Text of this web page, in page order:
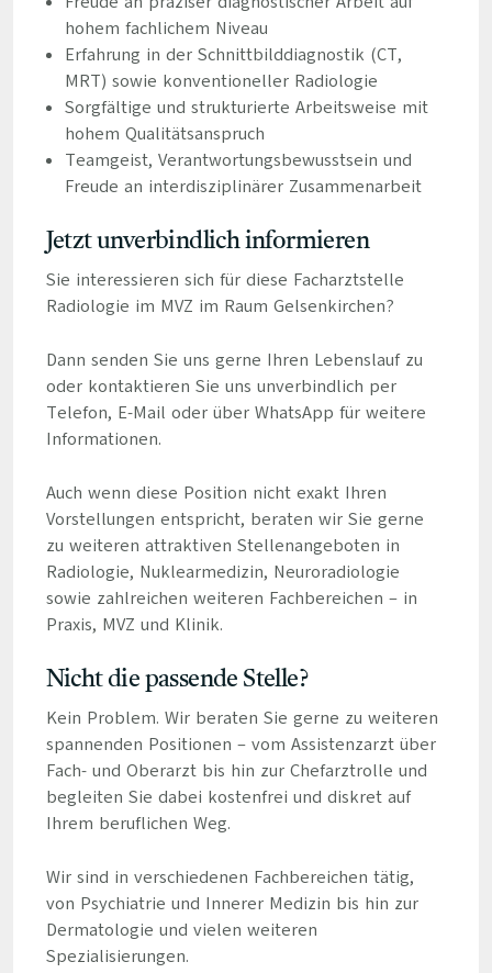
hohem fachlichem Niveau
Erfahrung in der Schnittbilddiagnostik (CT,
MRT) sowie konventioneller Radiologie
Sorgfältige und strukturierte Arbeitsweise mit
hohem Qualitätsanspruch
Teamgeist, Verantwortungsbewusstsein und
Freude an interdisziplinärer Zusammenarbeit
Jetzt unverbindlich informieren
Sie interessieren sich für diese Facharztstelle
Radiologie im MVZ im Raum Gelsenkirchen?
Dann senden Sie uns gerne Ihren Lebenslauf zu
oder kontaktieren Sie uns unverbindlich per
Telefon, E-Mail oder über WhatsApp für weitere
Informationen.
Auch wenn diese Position nicht exakt Ihren
Vorstellungen entspricht, beraten wir Sie gerne
zu weiteren attraktiven Stellenangeboten in
Radiologie, Nuklearmedizin, Neuroradiologie
sowie zahlreichen weiteren Fachbereichen – in
Praxis, MVZ und Klinik.
Nicht die passende Stelle?
Kein Problem. Wir beraten Sie gerne zu weiteren
spannenden Positionen – vom Assistenzarzt über
Fach- und Oberarzt bis hin zur Chefarztrolle und
begleiten Sie dabei kostenfrei und diskret auf
Ihrem beruflichen Weg.
Wir sind in verschiedenen Fachbereichen tätig,
von Psychiatrie und Innerer Medizin bis hin zur
Dermatologie und vielen weiteren
Spezialisierungen.